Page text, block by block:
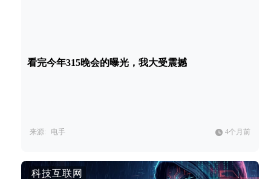
看完今年315晚会的曝光，我大受震撼
来源: 电手 4个月前
科技互联网